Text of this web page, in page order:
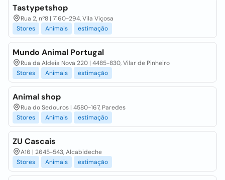
Tastypetshop
Rua 2, nº8 | 7160-294, Vila Viçosa
Stores
Animais estimação
Mundo Animal Portugal
Rua da Aldeia Nova 220 | 4485-830, Vilar de Pinheiro
Stores
Animais estimação
Animal shop
Rua do Sedouros | 4580-167, Paredes
Stores
Animais estimação
ZU Cascais
A16 | 2645-543, Alcabideche
Stores
Animais estimação